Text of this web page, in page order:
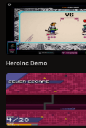
HeroInc Demo